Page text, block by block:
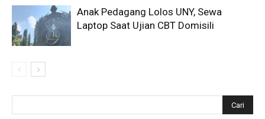
Anak Pedagang Lolos UNY, Sewa
Laptop Saat Ujian CBT Domisili